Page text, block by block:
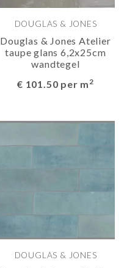
DOUGLAS & JONES
Douglas & Jones Atelier
taupe glans 6,2x25cm
wandtegel
€ 101.50 per m2
DOUGLAS & JONES